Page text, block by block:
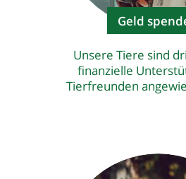
Geld
Unsere Tiere sind
finanzielle
Tierfreunden